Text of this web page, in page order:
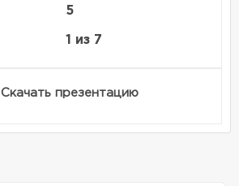
5
1 из 7
Скачать презентацию